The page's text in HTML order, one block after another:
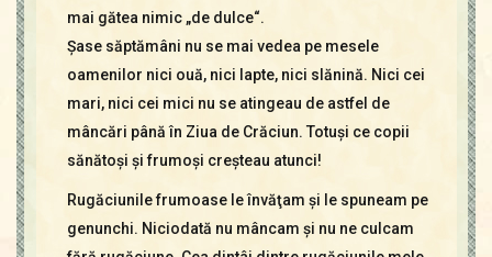
mai gătea nimic „de dulce“.
Şase săptămâni nu se mai vedea pe mesele
oamenilor nici ouă, nici lapte, nici slănină. Nici cei
mari, nici cei mici nu se atingeau de astfel de
mâncări până în Ziua de Crăciun. Totuşi ce copii
sănătoşi şi frumoşi creşteau atunci!
Rugăciunile frumoase le învăţam şi le spuneam pe
genunchi. Niciodată nu mâncam şi nu ne culcam